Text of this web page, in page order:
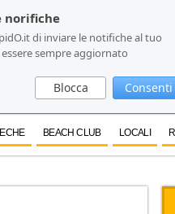
norifiche
di inviare le notifiche al tuo
sempre aggiornato
Blocca Consenti
norifiche
di inviare le notifiche al tuo
sempre aggiornato
Blocca Consenti
BEACH CLUB LOCALI